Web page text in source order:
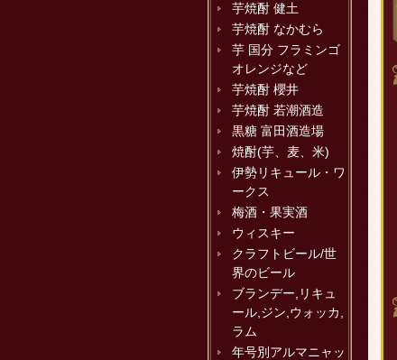
芋焼酎 健土
芋焼酎 なかむら
芋 国分 フラミンゴ
オレンジなど
芋焼酎 櫻井
芋焼酎 若潮酒造
黒糖 富田酒造場
焼酎(芋、麦、米)
伊勢リキュール・ワ
ークス
梅酒・果実酒
ウィスキー
クラフトビール/世
界のビール
ブランデー,リキュ
ール,ジン,ウォッカ,
ラム
年号別アルマニャッ